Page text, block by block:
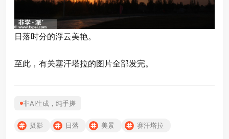
日落时分的浮云美艳。
至此，有关塞汗塔拉的图片全部发完。
非AI生成，纯手搓
摄影 日落 美景 赛汗塔拉